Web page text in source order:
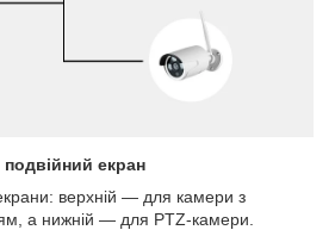
екран
верхній — для камери з
а нижній — для PTZ-камери.